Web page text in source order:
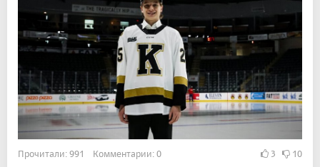
Прочитали: 991 Комментарии: 0 3 10